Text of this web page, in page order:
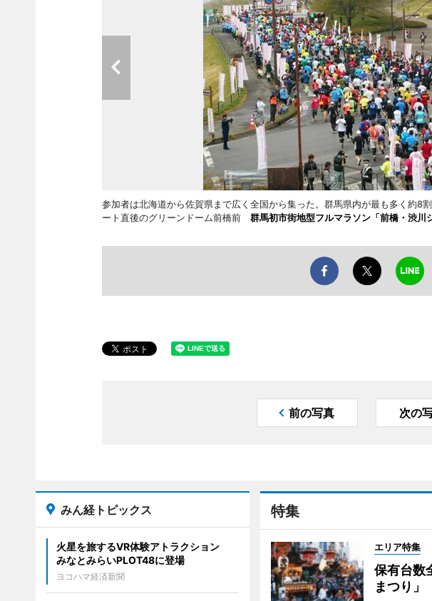
参加者は北海道から佐賀県まで広く全国から集った。群馬県内が最も多く約8
ート直後のグリーンドーム前橋前 群馬初市街地型フルマラソン「前橋・渋
前の写真 次の
特集
エリア特集
保有台数
まつり」
みん経トピックス
火星を旅するVR体験アトラクション
みなとみらいPLOT48に登場
ヨコハマ経済新聞